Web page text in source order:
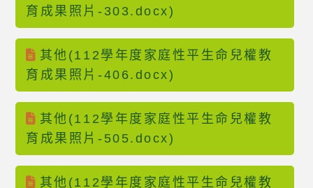
育成果照片-303.docx)
其他(112學年度家庭性平生命兒權教
育成果照片-406.docx)
其他(112學年度家庭性平生命兒權教
育成果照片-505.docx)
其他(112學年度家庭性平生命兒權教